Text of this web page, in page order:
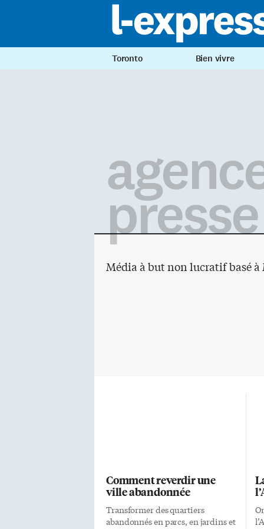
Toronto Bien vivre
presse
Média à but non lucratif basé à
Comment reverdir une
ville abandonnée
Transformer des quartiers
abandonnés en parcs, en jardins et